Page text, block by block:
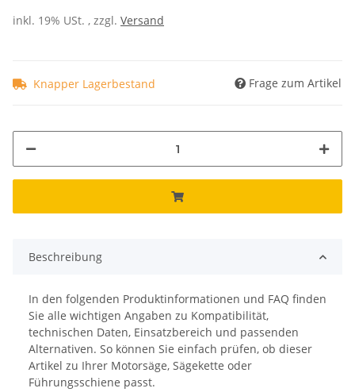
inkl. 19% USt. , zzgl. Versand
Knapper Lagerbestand Frage zum Artikel
Beschreibung
In den folgenden Produktinformationen und FAQ finden
Sie alle wichtigen Angaben zu Kompatibilität,
technischen Daten, Einsatzbereich und passenden
Alternativen. So können Sie einfach prüfen, ob dieser
Artikel zu Ihrer Motorsäge, Sägekette oder
Führungsschiene passt.